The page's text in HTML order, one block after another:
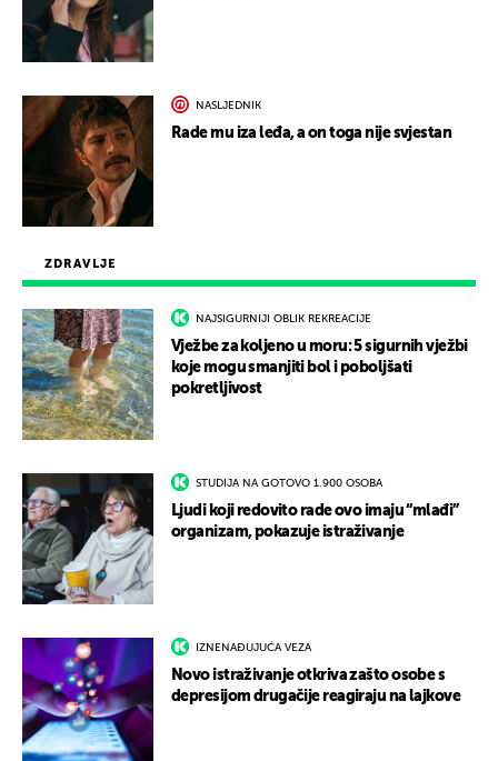
ZDRAVLJE
NAJSIGURNIJI OBLIK REKREACIJE
Vježbe za koljeno u moru: 5 sigurnih vježbi
koje mogu smanjiti bol i poboljšati
pokretljivost
STUDIJA NA GOTOVO 1.900 OSOBA
Ljudi koji redovito rade ovo imaju “mlađi”
organizam, pokazuje istraživanje
IZNENAĐUJUĆA VEZA
Novo istraživanje otkriva zašto osobe s
depresijom drugačije reagiraju na lajkove
NASLJEDNIK
Rade mu iza leđa, a on toga nije svjestan